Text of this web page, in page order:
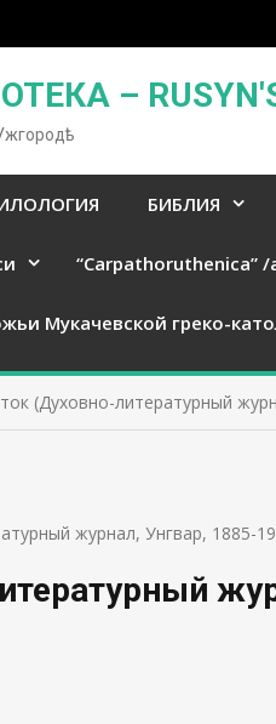
–
БИБЛИЯ
“Carpathoruthenica”
Мукачевской греко-
(Духовно-литературный
журнал, Унгвар, 1885-